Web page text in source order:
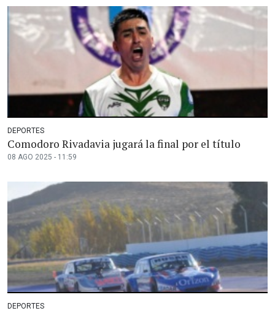
DEPORTES
Comodoro Rivadavia jugará la final por el título
08 AGO 2025 - 11:59
DEPORTES